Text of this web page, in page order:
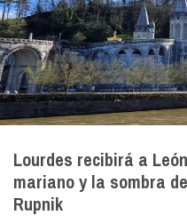
Lourdes recibirá a
mariano y la sombra
Rupnik